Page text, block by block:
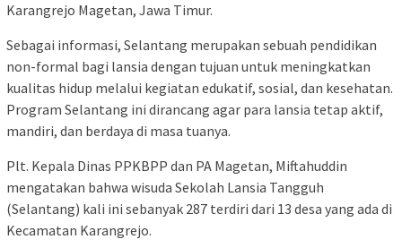
Karangrejo Magetan, Jawa Timur.
Sebagai informasi, Selantang merupakan sebuah pendidikan
non-formal bagi lansia dengan tujuan untuk meningkatkan
kualitas hidup melalui kegiatan edukatif, sosial, dan kesehatan.
Program Selantang ini dirancang agar para lansia tetap aktif,
mandiri, dan berdaya di masa tuanya.
Plt. Kepala Dinas PPKBPP dan PA Magetan, Miftahuddin
mengatakan bahwa wisuda Sekolah Lansia Tangguh
(Selantang) kali ini sebanyak 287 terdiri dari 13 desa yang ada di
Kecamatan Karangrejo.